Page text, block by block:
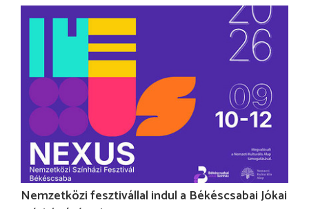
Nemzetközi fesztivállal indul a Békéscsabai Jókai